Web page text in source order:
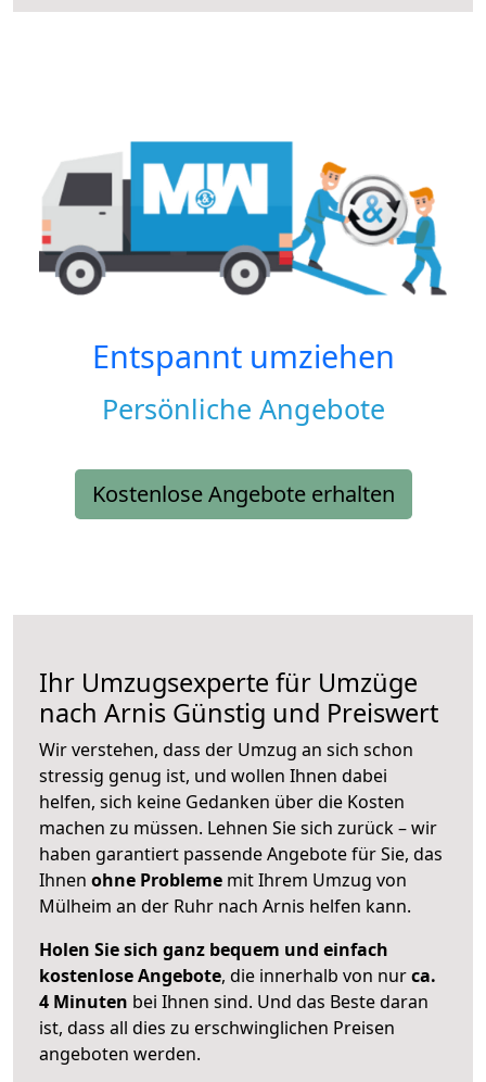
Entspannt umziehen
Persönliche Angebote
Kostenlose Angebote erhalten
Ihr Umzugsexperte für Umzüge
nach Arnis Günstig und Preiswert
Wir verstehen, dass der Umzug an sich schon
stressig genug ist, und wollen Ihnen dabei
helfen, sich keine Gedanken über die Kosten
machen zu müssen. Lehnen Sie sich zurück – wir
haben garantiert passende Angebote für Sie, das
Ihnen ohne Probleme mit Ihrem Umzug von
Mülheim an der Ruhr nach Arnis helfen kann.
Holen Sie sich ganz bequem und einfach
kostenlose Angebote, die innerhalb von nurca.
4 Minuten bei Ihnen sind. Und das Beste daran
ist, dass all dies zu erschwinglichen Preisen
angeboten werden.